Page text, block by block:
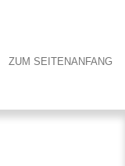
ZUM SEITENANFANG